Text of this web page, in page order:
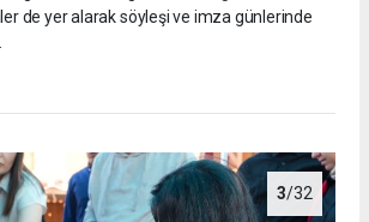
de yer alarak söyleşi ve imza günlerinde
3/32